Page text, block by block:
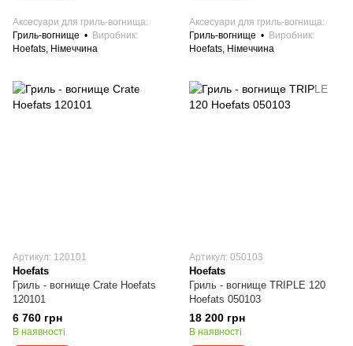
Аксесуари для гриль-вогнища
Гриль-вогнище
Виробник
Hoefats, Німеччина
Аксесуари для гриль-вогнища
Гриль-вогнище
Виробник
Hoefats, Німеччина
Артикул: 120101
Hoefats
Гриль - вогнище Crate Hoefats
120101
6 760 грн
В наявності
Артикул: 050103
Hoefats
Гриль - вогнище TRIPLE 120
Hoefats 050103
18 200 грн
В наявності